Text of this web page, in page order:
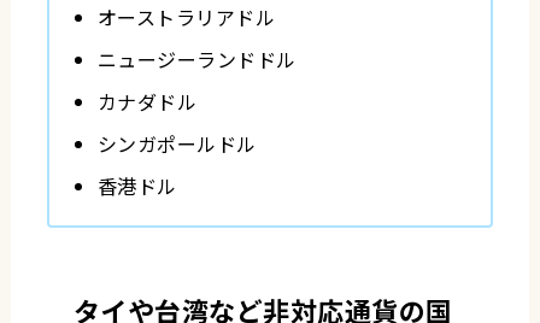
オーストラリアドル
ニュージーランドドル
カナダドル
シンガポールドル
香港ドル
タイや台湾など非対応通貨の国